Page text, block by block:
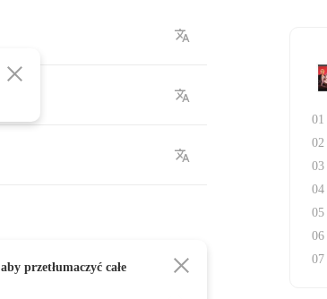
przetłumaczyć całe
01
02
03
04
05
06
07